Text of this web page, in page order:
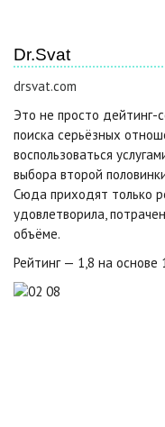
Dr.Svat
drsvat.com
Это не просто дейтинг-
поиска серьёзных
воспользоваться
выбора второй
Сюда приходят только
удовлетворила,
объёме.
Рейтинг — 1,8 на основе